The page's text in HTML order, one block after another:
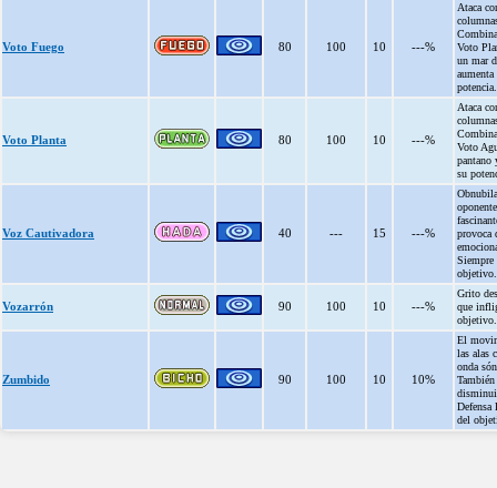
Voto Fuego 80 100 10 ---%
Ataca
Voto
un mar
aumenta
potencia.
Voto Planta 80 100 10 ---%
Ataca
Voto
pantano
su
Voz Cautivadora 40 --- 15 ---%
provoca
Siempre
objetivo.
Vozarrón 90 100 10 ---%
Grito
que
objetivo.
Zumbido 90 100 10 10%
El
las alas
onda
También
Defensa
del